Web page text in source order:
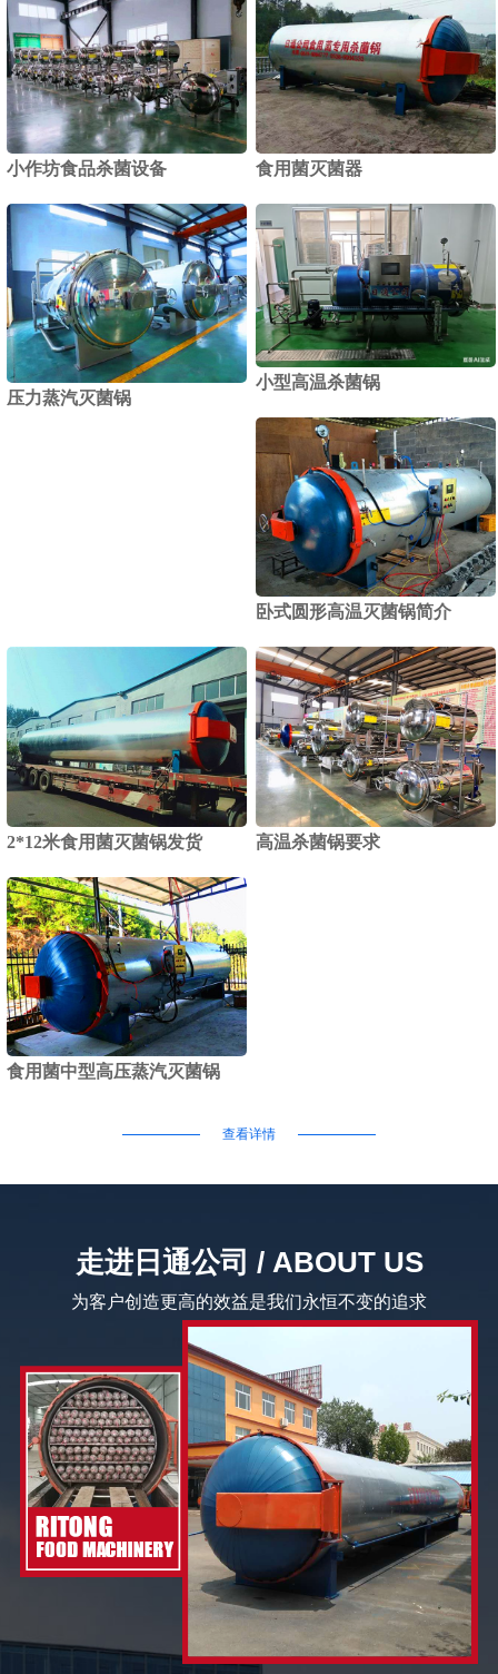
小作坊食品杀菌设备 食用菌灭菌器
压力蒸汽灭菌锅
小型高温杀菌锅
卧式圆形高温灭菌锅简介
2*12米食用菌灭菌锅发货 高温杀菌锅要求
食用菌中型高压蒸汽灭菌锅
查看详情
走进日通公司 / ABOUT US
为客户创造更高的效益是我们永恒不变的追求